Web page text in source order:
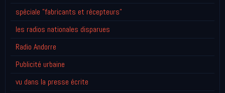
spéciale "fabricants et récepteurs"
les radios nationales disparues
Radio Andorre
Publicité urbaine
vu dans la presse écrite